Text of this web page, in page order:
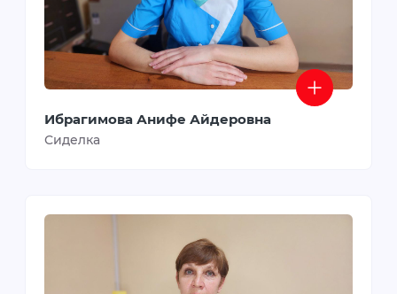
Ибрагимова Анифе Айдеровна
Сиделка